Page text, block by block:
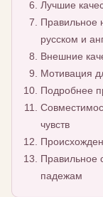
Лучшие
Правильное
русском и
Внешние
Мотивация
Подробнее
чувств
Правильное
падежам